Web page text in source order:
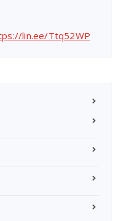
lin.ee/Ttq52WP